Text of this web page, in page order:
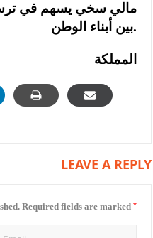
مالي سخي يسهم في
بين أبناء الوطن.
المملكة
LEAVE A REPLY
Required fields are marked *